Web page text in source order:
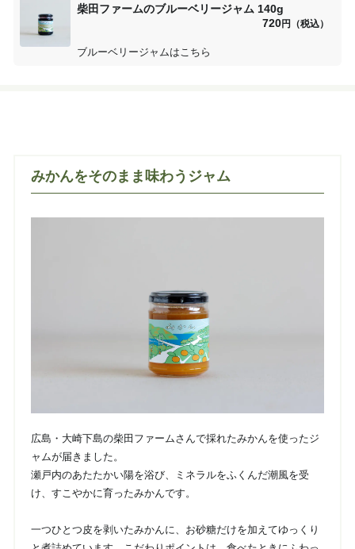
柴田ファームのブルーベリージャム 140g
720円（税込）
ブルーベリージャムはこちら
みかんをそのまま味わうジャム
広島・大崎下島の柴田ファームさんで採れたみかんを使ったジ
ャムが届きました。
瀬戸内のあたたかい陽を浴び、ミネラルをふくんだ潮風を受
け、すこやかに育ったみかんです。
一つひとつ皮を剥いたみかんに、お砂糖だけを加えてゆっくり